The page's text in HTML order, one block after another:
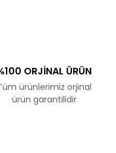
ORJİNAL ÜRÜN
ürünlerimiz orjinal
ürün garantilidir